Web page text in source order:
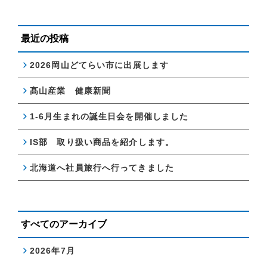
最近の投稿
2026岡山どてらい市に出展します
髙山産業 健康新聞
1-6月生まれの誕生日会を開催しました
IS部 取り扱い商品を紹介します。
北海道へ社員旅行へ行ってきました
すべてのアーカイブ
2026年7月